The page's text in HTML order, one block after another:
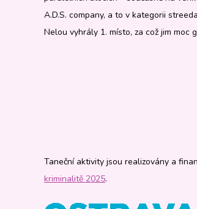
A.D.S. company, a to v kategorii
Nelou vyhrály 1. místo, za což jim moc
Taneční aktivity jsou realizovány a
kriminalitě 2025.